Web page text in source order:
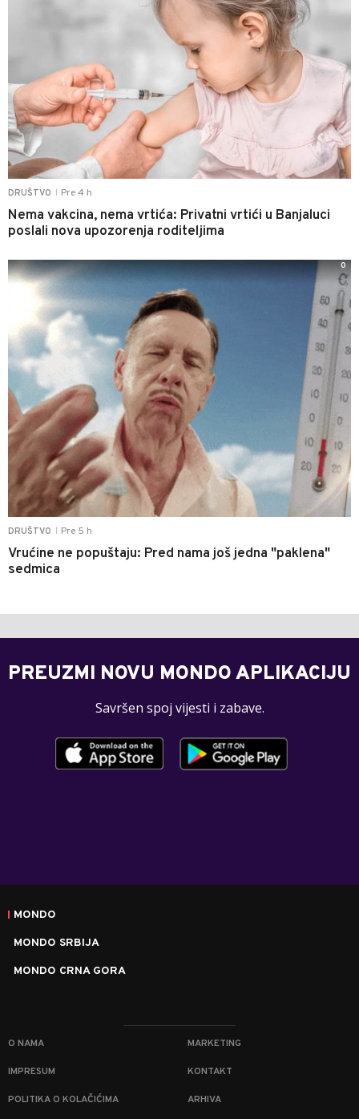
DRUŠTVO Pre 4 h
Nema vakcina, nema vrtića: Privatni vrtići u Banjaluci
poslali nova upozorenja roditeljima
DRUŠTVO Pre 5 h
Vrućine ne popuštaju: Pred nama još jedna "paklena"
sedmica
0
PREUZMI NOVU MONDO APLIKACIJU
Savršen spoj vijesti i zabave.
MONDO
MONDO SRBIJA
MONDO CRNA GORA
O NAMA MARKETING
IMPRESUM KONTAKT
POLITIKA O KOLAČIĆIMA ARHIVA